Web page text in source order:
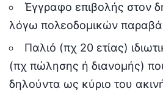
Έγγραφο επιβολής στον
λόγω πολεοδομικών
Παλιό (πχ 20 ετίας)
(πχ πώλησης ή διανομής)
δηλούντα ως κύριο του